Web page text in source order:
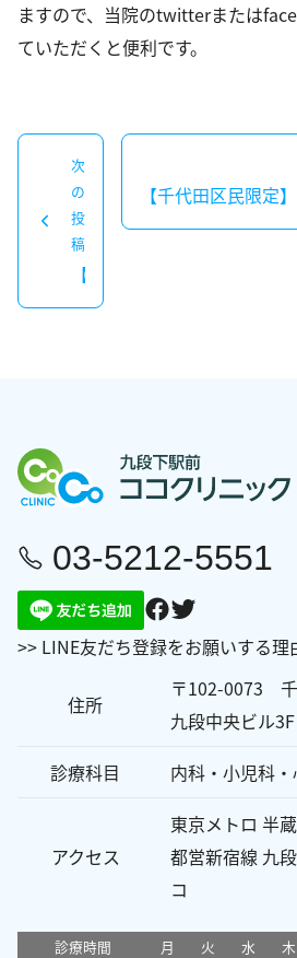
ますので、当院のtwitterまたは
ていただくと便利です。
投
ー
去
次
の
投
稿
投
03-5212-5551
>> LINE友だち登録をお願いする理
住所
〒102-0073
九段中央ビル3F
診療科目
内科・小児科
アクセス
東京メトロ 半
都営新宿線
コ
診療時間 月 火 水 木